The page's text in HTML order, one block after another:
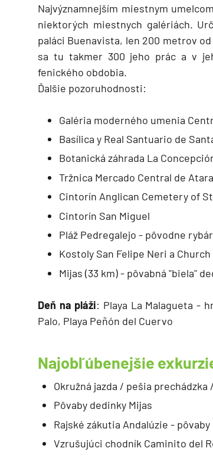
Najvýznamnejším miestnym
niektorých miestnych galériách.
paláci Buenavista, len 200 metrov
sa tu takmer 300 jeho prác a v
fenického obdobia.
Ďalšie pozoruhodnosti:
Galéria moderného umenia
Basílica y Real Santuario de
Botanická záhrada La
Tržnica Mercado Central de
Cintorín Anglican Cemetery of
Cintorín San Miguel
Pláž Pedregalejo - pôvodne
Kostoly San Felipe Neri a
Mijas (33 km) - pôvabná "biela"
Deň na pláži: Playa La Malagueta -
Palo, Playa Peñón del Cuervo
Najobľúbenejšie
Okružná jazda / pešia
Pôvaby dedinky Mijas
Rajské zákutia Andalúzie - pôvaby
Vzrušujúci chodník Caminito del